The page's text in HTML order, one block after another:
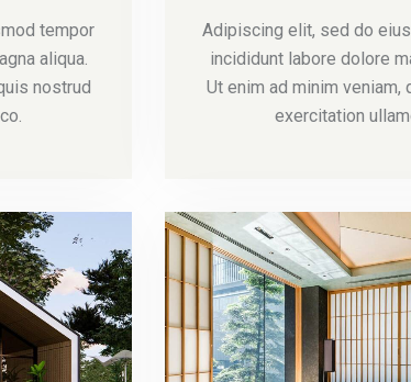
tempor
aliqua.
nostrud
Adipiscing elit, sed do
incididunt labore dolore
Ut enim ad minim veniam,
exercitation